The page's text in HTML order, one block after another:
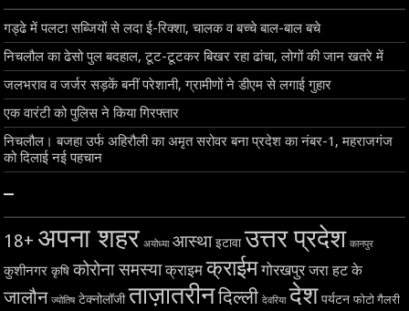
गड्ढे में पलटा सब्जियों से लदा ई-रिक्शा, चालक व बच्चे बाल-बाल बचे
निचलौल का ढेसो पुल बदहाल, टूट-टूटकर बिखर रहा ढांचा, लोगों की जान खतरे में
जलभराव व जर्जर सड़कें बनीं परेशानी, ग्रामीणों ने डीएम से लगाई गुहार
एक वारंटी को पुलिस ने किया गिरफ्तार
निचलौल। बजहा उर्फ अहिरौली का अमृत सरोवर बना प्रदेश का नंबर-1, महराजगंज
को दिलाई नई पहचान
–
18+ अपना शहर अयोध्या आस्था इटावा उत्तर प्रदेश कानपुर
कुशीनगर कृषि कोरोना समस्या क्राइम क्राईम गोरखपुर जरा हट के
जालौन ज्योतिष टेक्नोलॉजी ताज़ातरीनदिल्ली देवरिया देश पर्यटन फोटो गैलरी